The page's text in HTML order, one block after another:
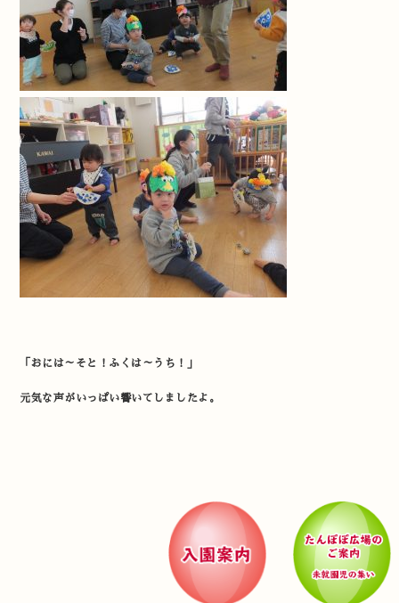
「おには～そと！ふくは～うち！」
元気な声がいっぱい響いてしましたよ。